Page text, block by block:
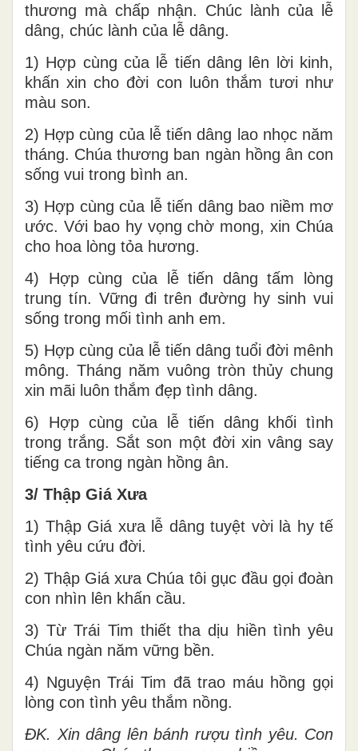
thương mà chấp nhận. Chúc lành của lễ
dâng, chúc lành của lễ dâng.
1) Hợp cùng của lễ tiến dâng lên lời kinh,
khấn xin cho đời con luôn thắm tươi như
màu son.
2) Hợp cùng của lễ tiến dâng lao nhọc năm
tháng. Chúa thương ban ngàn hồng ân con
sống vui trong bình an.
3) Hợp cùng của lễ tiến dâng bao niềm mơ
ước. Với bao hy vọng chờ mong, xin Chúa
cho hoa lòng tỏa hương.
4) Hợp cùng của lễ tiến dâng tấm lòng
trung tín. Vững đi trên đường hy sinh vui
sống trong mối tình anh em.
5) Hợp cùng của lễ tiến dâng tuổi đời mênh
mông. Tháng năm vuông tròn thủy chung
xin mãi luôn thắm đẹp tình dâng.
6) Hợp cùng của lễ tiến dâng khối tình
trong trắng. Sắt son một đời xin vâng say
tiếng ca trong ngàn hồng ân.
3/ Thập Giá Xưa
1) Thập Giá xưa lễ dâng tuyệt vời là hy tế
tình yêu cứu đời.
2) Thập Giá xưa Chúa tôi gục đầu gọi đoàn
con nhìn lên khấn cầu.
3) Từ Trái Tim thiết tha dịu hiền tình yêu
Chúa ngàn năm vững bền.
4) Nguyện Trái Tim đã trao máu hồng gọi
lòng con tình yêu thắm nồng.
ĐK. Xin dâng lên bánh rượu tình yêu. Con